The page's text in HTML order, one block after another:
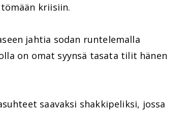
kriisiin.
jahtia sodan runtelemalla
on omat syynsä tasata tilit hänen
saavaksi shakkipeliksi, jossa